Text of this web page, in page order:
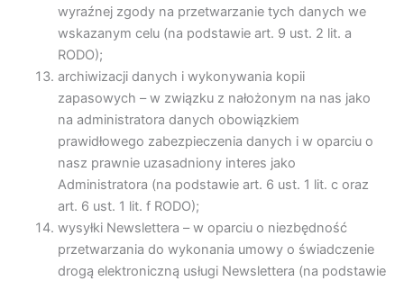
wyraźnej zgody na przetwarzanie tych danych we
wskazanym celu (na podstawie art. 9 ust. 2 lit. a
RODO);
archiwizacji danych i wykonywania kopii
zapasowych – w związku z nałożonym na nas jako
na administratora danych obowiązkiem
prawidłowego zabezpieczenia danych i w oparciu o
nasz prawnie uzasadniony interes jako
Administratora (na podstawie art. 6 ust. 1 lit. c oraz
art. 6 ust. 1 lit. f RODO);
wysyłki Newslettera – w oparciu o niezbędność
przetwarzania do wykonania umowy o świadczenie
drogą elektroniczną usługi Newslettera (na podstawie